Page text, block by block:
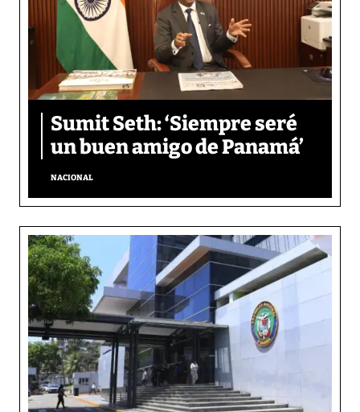
Sumit Seth: ‘Siempre seré
un buen amigo de Panamá’
NACIONAL